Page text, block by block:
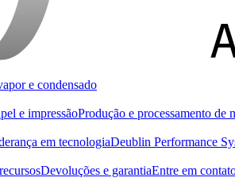
e condensado
e impressãoProdução e processamento de
em tecnologiaDeublin Performance
Devoluções e garantiaEntre em